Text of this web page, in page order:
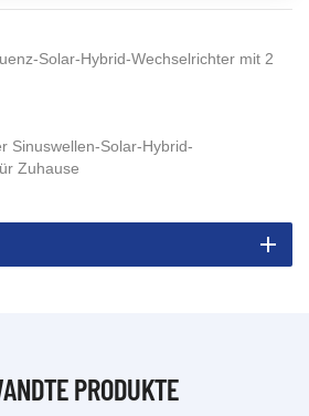
Solar-Hybrid-Wechselrichter mit 2
Sinuswellen-Solar-Hybrid-
Zuhause
PRODUKTE